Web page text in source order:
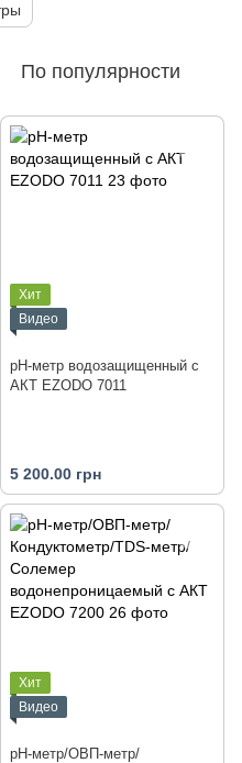
По популярности
Хит
Видео
рН-метр водозащищенный с
АКТ EZODO 7011
5 200.00 грн
Хит
Видео
рН-метр/ОВП-метр/